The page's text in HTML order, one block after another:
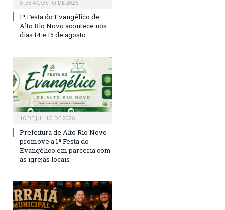
5 DE AGOSTO DE 2026
1ª Festa do Evangélico de
Alto Rio Novo acontece nos
dias 14 e 15 de agosto
16 DE JULHO DE 2026
Prefeitura de Alto Rio Novo
promove a 1ª Festa do
Evangélico em parceria com
as igrejas locais